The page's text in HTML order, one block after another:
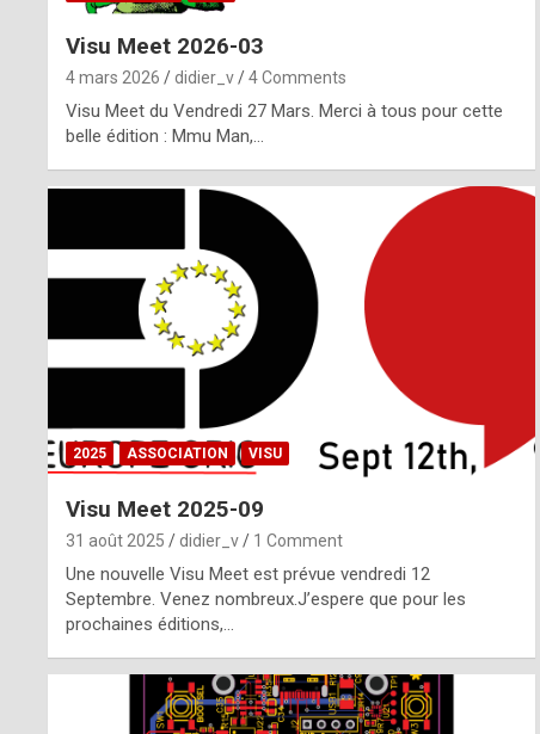
m
Visu Meet 2026-03
4 mars 2026 didier_v 4 Comments
Visu Meet du Vendredi 27 Mars. Merci à tous pour cette
belle édition : Mmu Man,…
2025 ASSOCIATION VISU
Visu Meet 2025-09
31 août 2025 didier_v 1 Comment
Une nouvelle Visu Meet est prévue vendredi 12
Septembre. Venez nombreux.J’espere que pour les
prochaines éditions,…